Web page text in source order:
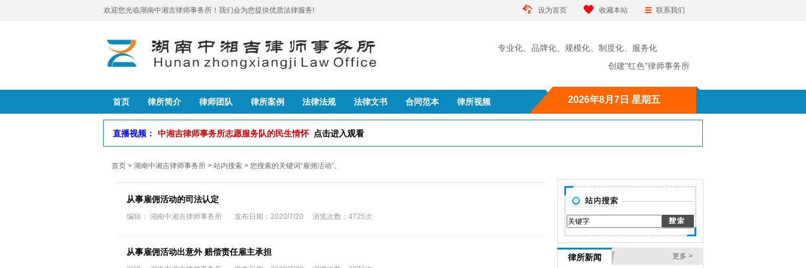
欢迎您光临湖南中湘吉律师事务所！我们会为您提供优质法律服务! 设为首页 收藏本站 联系我们
专业化、品牌化、规模化、制度化、服务化
创建"红色"律师事务所
首页 律所简介 律师团队 律所案例 法律法规 法律文书 合同范本 律所视频 2026年8月7日 星期五
直播视频： 中湘吉律师事务所志愿服务队的民生情怀 点击进入观看
首页 > 湖南中湘吉律师事务所 > 站内搜索 > 您搜索的关键词“雇佣活动”。
从事雇佣活动的司法认定
编辑： 湖南中湘吉律师事务所 发布日期：2020/7/20 浏览次数：4725次
从事雇佣活动出意外 赔偿责任雇主承担
律所新闻 更多 >